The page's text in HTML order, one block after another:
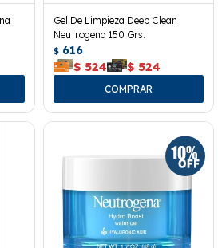
Gel De Limpieza Deep Clean
Neutrogena 150 Grs.
$ 616
$ 524 $ 524